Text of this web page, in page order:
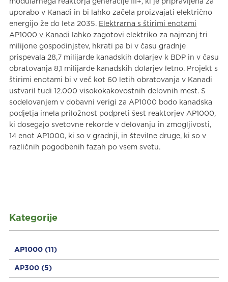
Kategorije
AP1000 (11)
AP300 (5)
uporabo v Kanadi in bi lahko začela proizvajati električno
energijo že do leta 2035. Elektrarna s štirimi enotami
AP1000 v Kanadi lahko zagotovi elektriko za najmanj tri
milijone gospodinjstev, hkrati pa bi v času gradnje
prispevala 28,7 milijarde kanadskih dolarjev k BDP in v času
obratovanja 8,1 milijarde kanadskih dolarjev letno. Projekt s
štirimi enotami bi v več kot 60 letih obratovanja v Kanadi
ustvaril tudi 12.000 visokokakovostnih delovnih mest. S
sodelovanjem v dobavni verigi za AP1000 bodo kanadska
podjetja imela priložnost podpreti šest reaktorjev AP1000,
ki dosegajo svetovne rekorde v delovanju in zmogljivosti,
14 enot AP1000, ki so v gradnji, in številne druge, ki so v
različnih pogodbenih fazah po vsem svetu.